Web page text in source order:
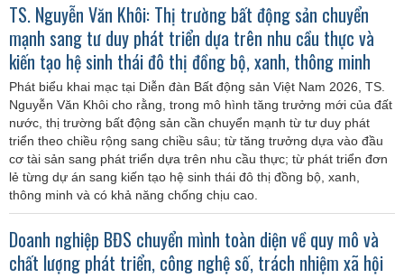
TS. Nguyễn Văn Khôi: Thị trường bất động sản chuyển
mạnh sang tư duy phát triển dựa trên nhu cầu thực và
kiến tạo hệ sinh thái đô thị đồng bộ, xanh, thông minh
Phát biểu khai mạc tại Diễn đàn Bất động sản Việt Nam 2026, TS.
Nguyễn Văn Khôi cho rằng, trong mô hình tăng trưởng mới của đất
nước, thị trường bất động sản cần chuyển mạnh từ tư duy phát
triển theo chiều rộng sang chiều sâu; từ tăng trưởng dựa vào đầu
cơ tài sản sang phát triển dựa trên nhu cầu thực; từ phát triển đơn
lẻ từng dự án sang kiến tạo hệ sinh thái đô thị đồng bộ, xanh,
thông minh và có khả năng chống chịu cao.
Doanh nghiệp BĐS chuyển mình toàn diện về quy mô và
chất lượng phát triển, công nghệ số, trách nhiệm xã hội